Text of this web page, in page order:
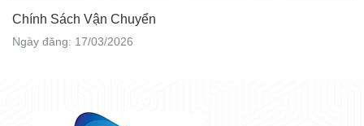
Chính Sách Vận Chuyển
Ngày đăng: 17/03/2026